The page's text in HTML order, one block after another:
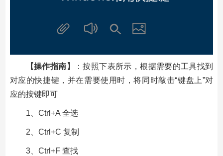
【操作指南】
：按照下表所示，根据需要的工具找到
对应的快捷键，并在需要使用时，将同时敲击“键盘上”对
应的按键即可
1、Ctrl+A 全选
2、Ctrl+C 复制
3、Ctrl+F 查找